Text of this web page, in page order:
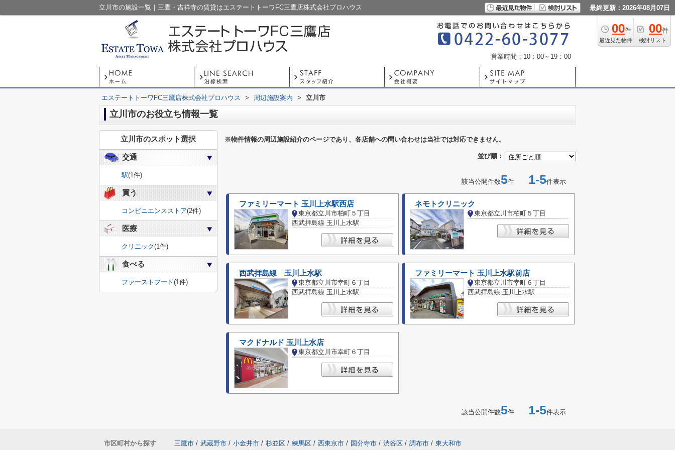
立川市の施設一覧｜三鷹・吉祥寺の賃貸はエステートトーワFC三鷹店株式会社プロハウス 最終更新：2026年08月07日
00件
最近見た物件
00件
検討リスト
営業時間：10：00～19：00
エステートトーワFC三鷹店株式会社プロハウス > 周辺施設案内 > 立川市
立川市のお役立ち情報一覧
※物件情報の周辺施設紹介のページであり、各店舗への問い合わせは当社では対応できません。
並び順：
該当公開件数5件 1-5件表示
ファミリーマート 玉川上水駅西店
東京都立川市柏町５丁目
西武拝島線 玉川上水駅
ネモトクリニック
東京都立川市柏町５丁目
西武拝島線 玉川上水駅
東京都立川市幸町６丁目
西武拝島線 玉川上水駅
ファミリーマート 玉川上水駅前店
東京都立川市幸町６丁目
西武拝島線 玉川上水駅
マクドナルド 玉川上水店
東京都立川市幸町６丁目
該当公開件数5件 1-5件表示
立川市のスポット選択
交通
駅(1件)
買う
コンビニエンスストア(2件)
医療
クリニック(1件)
食べる
ファーストフード(1件)
市区町村から探す 三鷹市 / 武蔵野市 / 小金井市 / 杉並区 / 練馬区 / 西東京市 / 国分寺市 / 渋谷区 / 調布市 / 東大和市